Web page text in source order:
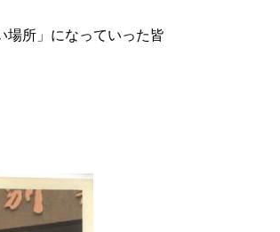
場所」になっていった皆